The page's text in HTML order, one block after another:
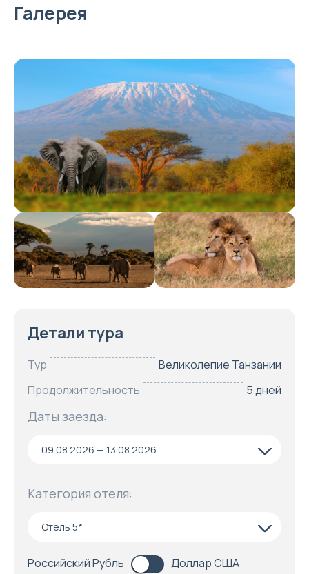
Галерея
Детали тура
Тур
Великолепие Танзании
Продолжительность
5 дней
Даты заезда:
09.08.2026 — 13.08.2026
Категория отеля:
Отель 5*
Российский Рубль Доллар США